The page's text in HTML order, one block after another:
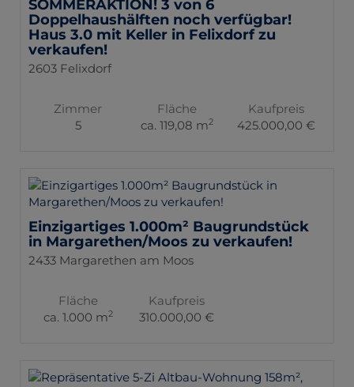
SOMMERAKTION! 3 von 6
Doppelhaushälften noch verfügbar!
Haus 3.0 mit Keller in Felixdorf zu
verkaufen!
2603 Felixdorf
Zimmer
5
Fläche
ca. 119,08 m2
Kaufpreis
425.000,00 €
Einzigartiges 1.000m² Baugrundstück
in Margarethen/Moos zu verkaufen!
2433 Margarethen am Moos
Fläche
ca. 1.000 m2
Kaufpreis
310.000,00 €